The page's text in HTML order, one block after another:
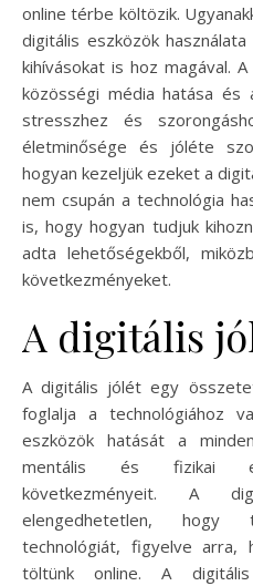
online térbe költözik.
digitális eszközök
kihívásokat is hoz magával.
közösségi média hatása és
stresszhez és
életminősége és jóléte
hogyan kezeljük ezeket a
nem csupán a technológia
is, hogy hogyan tudjuk
adta lehetőségekből,
következményeket.
A digitális
A digitális jólét egy
foglalja a technológiához
eszközök hatását a
mentális és fizikai
következményeit. A
elengedhetetlen, hogy
technológiát, figyelve
töltünk online. A